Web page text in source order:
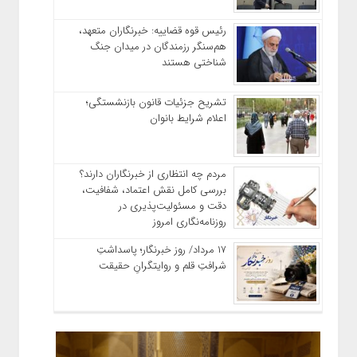
رئیس قوه قضاییه: خبرنگاران متعهد،
هم‌سنگر رزمندگان در میدان جنگ
شناختی هستند
تشریح جزئیات قانون بازنشستگی؛
اعلام شرایط بانوان
مردم چه انتظاری از خبرنگاران دارند؟
بررسی کامل نقش اعتماد، شفافیت،
دقت و مسئولیت‌پذیری در
روزنامه‌نگاری امروز
۱۷ مرداد/ روز خبرنگار؛ پاسداشتِ
شرافتِ قلم و روایتگرانِ حقیقت